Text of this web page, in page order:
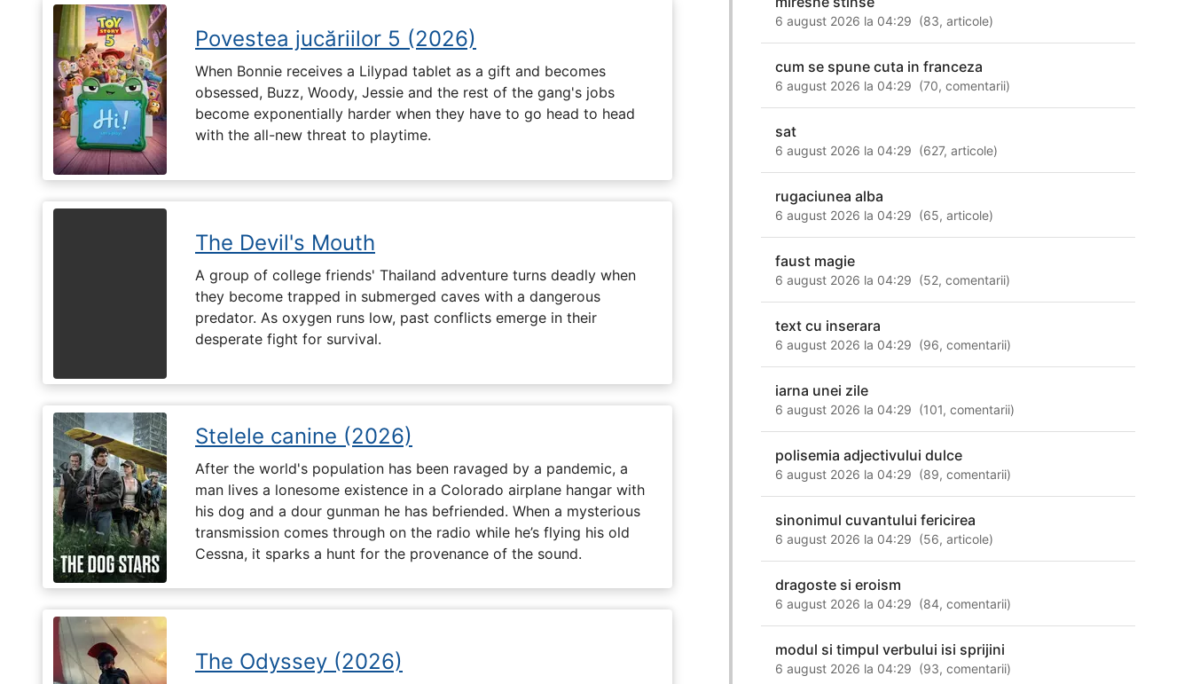
Povestea jucăriilor 5 (2026)
When Bonnie receives a Lilypad tablet as a gift and becomes
obsessed, Buzz, Woody, Jessie and the rest of the gang's jobs
become exponentially harder when they have to go head to head
with the all-new threat to playtime.
The Devil's Mouth
A group of college friends' Thailand adventure turns deadly when
they become trapped in submerged caves with a dangerous
predator. As oxygen runs low, past conflicts emerge in their
desperate fight for survival.
Stelele canine (2026)
After the world's population has been ravaged by a pandemic, a
man lives a lonesome existence in a Colorado airplane hangar with
his dog and a dour gunman he has befriended. When a mysterious
transmission comes through on the radio while he’s flying his old
Cessna, it sparks a hunt for the provenance of the sound.
The Odyssey (2026)
6 august 2026 la 04:29 (83,articole)
cum se spune cuta in franceza
6 august 2026 la 04:29 (70,comentarii)
sat
6 august 2026 la 04:29 (627,articole)
rugaciunea alba
6 august 2026 la 04:29 (65,articole)
faust magie
6 august 2026 la 04:29 (52,comentarii)
text cu inserara
6 august 2026 la 04:29 (96,comentarii)
iarna unei zile
6 august 2026 la 04:29 (101,comentarii)
polisemia adjectivului dulce
6 august 2026 la 04:29 (89,comentarii)
sinonimul cuvantului fericirea
6 august 2026 la 04:29 (56,articole)
dragoste si eroism
6 august 2026 la 04:29 (84,comentarii)
modul si timpul verbului isi sprijini
6 august 2026 la 04:29 (93,comentarii)